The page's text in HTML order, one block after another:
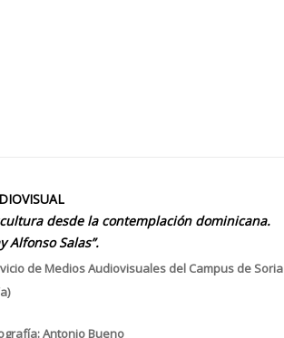
desde la contemplación dominicana.
Alfonso Salas”.
de Medios Audiovisuales del Campus de Soria
Antonio Bueno